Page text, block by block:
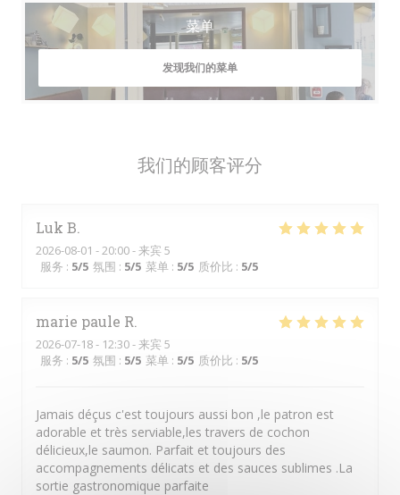
我们的顾客评分
Luk B
2026-08-01 - 20:00 - 来宾 5
服务 : 5/5 氛围 : 5/5 菜单 : 5/5 质价比 : 5/5
marie paule R
2026-07-18- 12:30 - 来宾 5
服务 : 5/5 氛围 : 5/5 菜单 : 5/5 质价比 : 5/5
Jamais déçus c'est toujours aussi bon ,le patron est
adorable et très serviable,les travers de cochon
délicieux,le saumon. Parfait et toujours des
accompagnements délicats et des sauces sublimes .La
sortie gastronomique parfaite
菜单
发现我们的菜单